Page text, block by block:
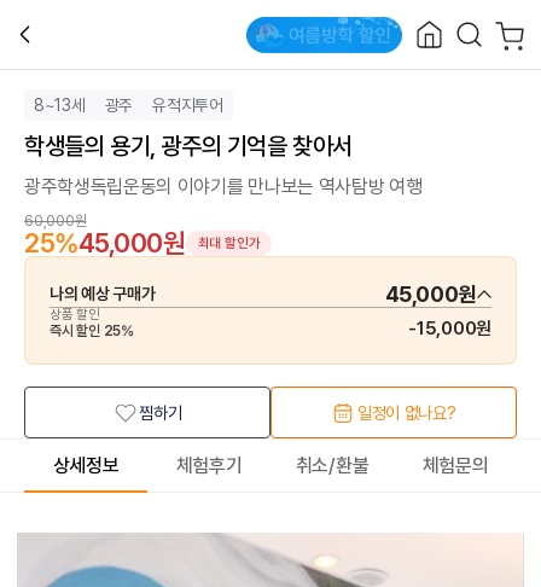
8~13세 광주 유적지투어
학생들의 용기, 광주의 기억을 찾아서
광주학생독립운동의 이야기를 만나보는 역사탐방 여행
60,000원
25%45,000원 최대 할인가
나의 예상 구매가 45,000원
상품 할인
즉시 할인 25% -15,000원
찜하기 일정이 없나요?
상세정보 체험후기 취소/환불 체험문의